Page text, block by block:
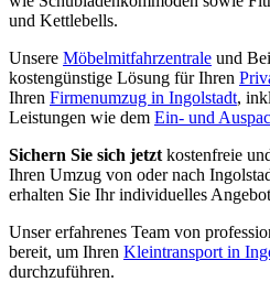
und Kettlebells.
Unsere Möbelmitfahrzentrale und
kostengünstige Lösung für Ihren
Ihren Firmenumzug in Ingolstadt,
Leistungen wie dem Ein- und
Sichern Sie sich jetzt kostenfreie
Ihren Umzug von oder nach
erhalten Sie Ihr individuelles
Unser erfahrenes Team von
bereit, um Ihren Kleintransport in
durchzuführen.